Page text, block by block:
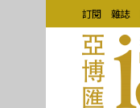
訂閱 雜誌